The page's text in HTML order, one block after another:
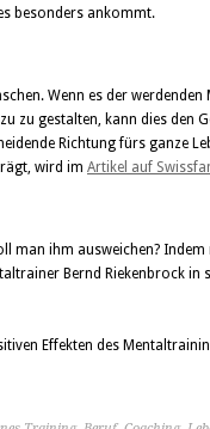
besonders ankommt.
Wenn es der
zu gestalten, kann dies den
Richtung fürs ganze
wird im Artikel auf
man ihm ausweichen?
Bernd Riekenbrock in
Effekten des